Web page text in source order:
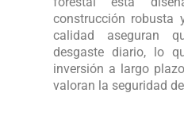
construcción robusta
calidad aseguran
desgaste diario, lo
inversión a largo
valoran la seguridad